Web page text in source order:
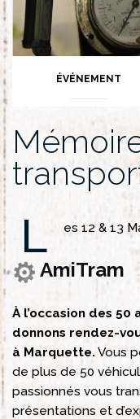
ÉVÉNEMENT
L es 12 & 13
AmiTram
À l’occasion des 50
donnons rendez-
à Marquette.Vous
de plus de 50
passionnés vous
présentations et